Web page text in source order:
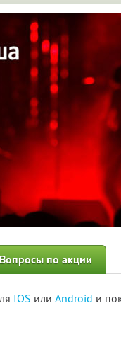
Вопросы по акции
IOS или Android и